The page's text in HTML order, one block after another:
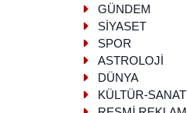
GÜNDEM
SİYASET
SPOR
ASTROLOJİ
DÜNYA
KÜLTÜR-SANAT